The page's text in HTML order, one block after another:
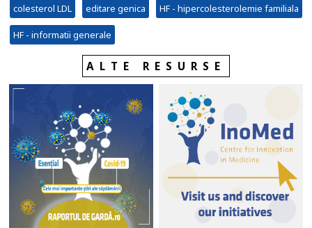
colesterol LDL editare genica HF - hipercolesterolemie familiala
HF - informatii generale
ALTE RESURSE